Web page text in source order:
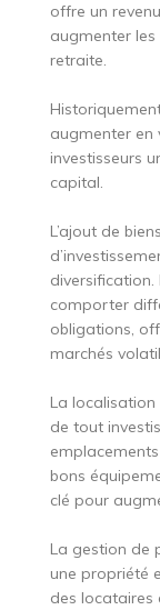
offre un
augmenter
retraite.
augmenter en
investisseurs
capital.
L’ajout de
diversification.
comporter
obligations,
marchés
La
de tout
bons
clé pour
La gestion de
une propriété
des locataires